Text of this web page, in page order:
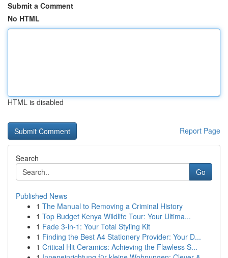
Submit a Comment
No HTML
HTML is disabled
Report Page
Search
Go
Published News
1 The Manual to Removing a Criminal History
1 Top Budget Kenya Wildlife Tour: Your Ultima...
1 Fade 3-in-1: Your Total Styling Kit
1 Finding the Best A4 Stationery Provider: Your D...
1 Critical Hit Ceramics: Achieving the Flawless S...